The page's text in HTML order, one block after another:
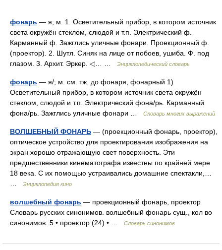
фонарь — я; м. 1. Осветительный прибор, в котором источник
света окружён стеклом, слюдой и т.п. Электрический ф.
Карманный ф. Зажглись уличные фонари. Проекционный ф.
(проектор). 2. Шутл. Синяк на лице от побоев, ушиба. Ф. под
глазом. 3. Архит. Эркер. ◁… …
Энциклопедический словарь
фонарь — я/; м. см. тж. до фонаря, фонарный 1)
Осветительный прибор, в котором источник света окружён
стеклом, слюдой и т.п. Электрический фона/рь. Карманный
фона/рь. Зажглись уличные фонари …
Словарь многих выражений
ВОЛШЕБНЫЙ ФОНАРЬ — (проекционный фонарь, проектор),
оптическое устройство для проектирования изображения на
экран хорошо отражающую свет поверхность. Эти
предшественники кинематографа известны по крайней мере
18 века. С их помощью устраивались домашние спектакли,…
Энциклопедия кино
волшебный фонарь — проекционный фонарь, проектор
Словарь русских синонимов. волшебный фонарь сущ., кол во
синонимов: 5 • проектор (24) • …
Словарь синонимов